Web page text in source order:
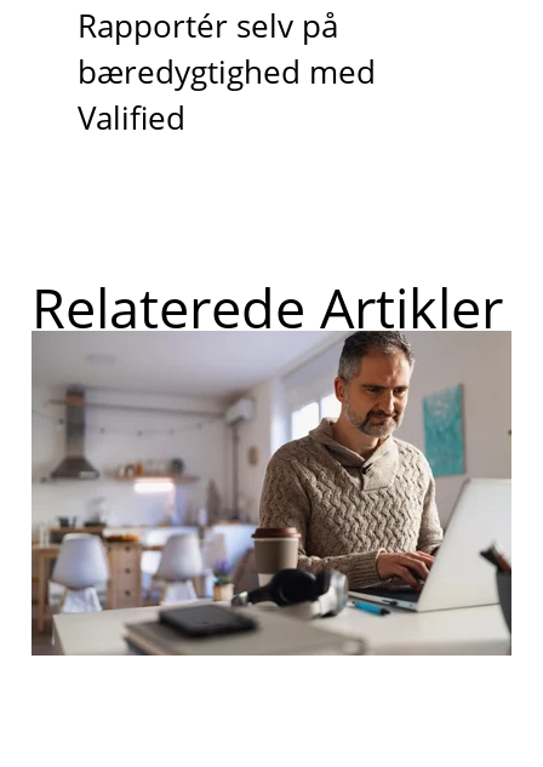
Rapportér selv på
bæredygtighed med
Valified
Relaterede Artikler